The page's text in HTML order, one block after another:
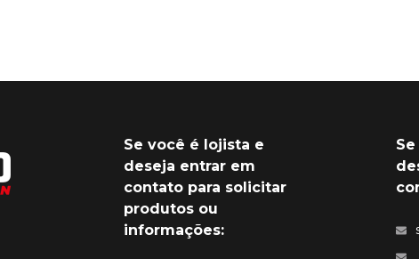
Se você é lojista e
deseja entrar em
contato para solicitar
produtos ou
informações: